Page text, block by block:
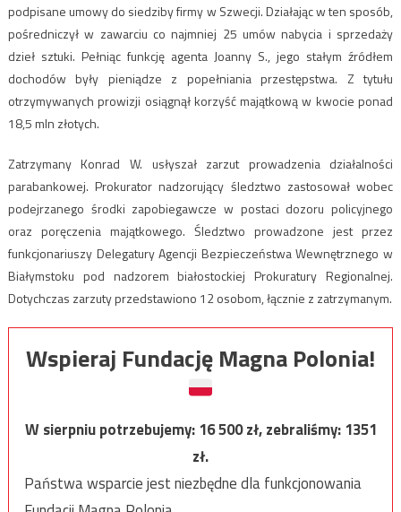
podpisane umowy do siedziby firmy w Szwecji. Działając w ten sposób,
pośredniczył w zawarciu co najmniej 25 umów nabycia i sprzedaży
dzieł sztuki. Pełniąc funkcję agenta Joanny S., jego stałym źródłem
dochodów były pieniądze z popełniania przestępstwa. Z tytułu
otrzymywanych prowizji osiągnął korzyść majątkową w kwocie ponad
18,5 mln złotych.
Zatrzymany Konrad W. usłyszał zarzut prowadzenia działalności
parabankowej. Prokurator nadzorujący śledztwo zastosował wobec
podejrzanego środki zapobiegawcze w postaci dozoru policyjnego
oraz poręczenia majątkowego. Śledztwo prowadzone jest przez
funkcjonariuszy Delegatury Agencji Bezpieczeństwa Wewnętrznego w
Białymstoku pod nadzorem białostockiej Prokuratury Regionalnej.
Dotychczas zarzuty przedstawiono 12 osobom, łącznie z zatrzymanym.
Wspieraj Fundację Magna Polonia!
W sierpniu potrzebujemy:16 500zł, zebraliśmy:1351
zł.
Państwa wsparcie jest niezbędne dla funkcjonowania